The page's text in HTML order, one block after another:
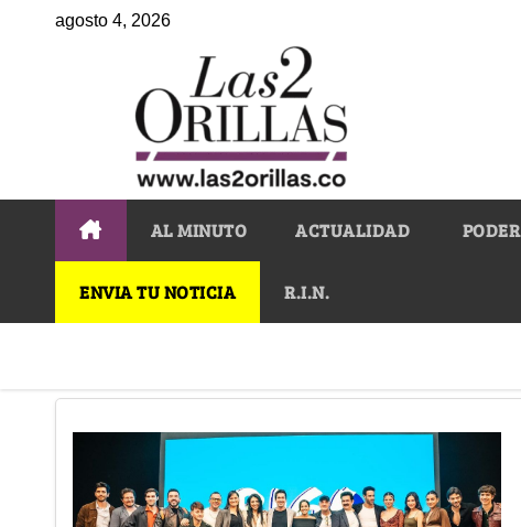
agosto 4, 2026
AL MINUTO ACTUALIDAD PODER
ENVIA TU NOTICIA R.I.N.